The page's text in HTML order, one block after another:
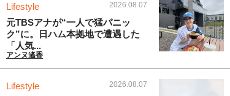
Lifestyle 2026.08.07
元TBSアナが“一人で猛パニッ
ク”に。日ハム本拠地で遭遇した
「人気...
アンヌ遙香
Lifestyle 2026.08.07